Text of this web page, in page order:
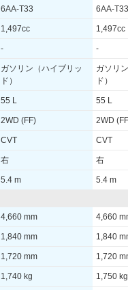
6AA-T33 6AA-T33
1,497cc 1,497cc
- -
ガソリン（ハイブリッ
ド）
ガソリ
ド）
55 L 55 L
2WD (FF) 2WD
CVT CVT
右 右
5.4 m 5.4 m
4,660 mm 4,660
1,840 mm 1,840
1,720 mm 1,720
1,740 kg 1,750 kg